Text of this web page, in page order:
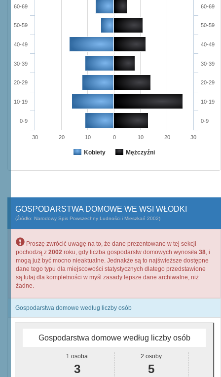
Kobiety Mężczyźni
0-9
10-19
20-29
30-39
40-49
50-59
60-69
0-9
10-19
20-29
30-39
40-49
50-59
60-69
30 20 10 0 10 20 30
GOSPODARSTWA DOMOWE WE WSI WŁODKI
(Źródło: Narodowy Spis Powszechny Ludności i Mieszkań 2002)
Proszę zwrócić uwagę na to, że dane prezentowane w tej sekcji
pochodzą z 2002 roku, gdy liczba gospodarstw domowych wynosiła 38, i
mogą już być mocno nieaktualne. Jednakże są to najświeższe dostępne
dane tego typu dla miejscowości statystycznych dlatego przedstawione
są tutaj dla kompletności w myśl zasady lepsze dane archiwalne, niż
żadne.
Gospodarstwa domowe według liczby osób
Gospodarstwa domowe według liczby osób
1 osoba
3
2 osoby
5